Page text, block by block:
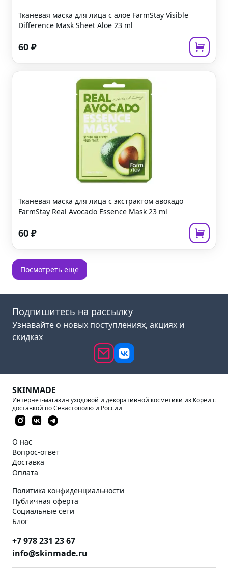
Тканевая маска для лица с алое FarmStay Visible
Difference Mask Sheet Aloe 23 ml
60 ₽
Тканевая маска для лица с экстрактом авокадо
FarmStay Real Avocado Essence Mask 23 ml
60 ₽
Посмотреть ещё
Подпишитесь на рассылку
Узнавайте о новых поступлениях, акциях и
скидках
SKINMADE
Интернет-магазин уходовой и декоративной косметики из Кореи с
доставкой по Севастополю и России
О нас
Вопрос-ответ
Доставка
Оплата
Политика конфиденциальности
Публичная оферта
Социальные сети
Блог
+7 978 231 23 67
info@skinmade.ru